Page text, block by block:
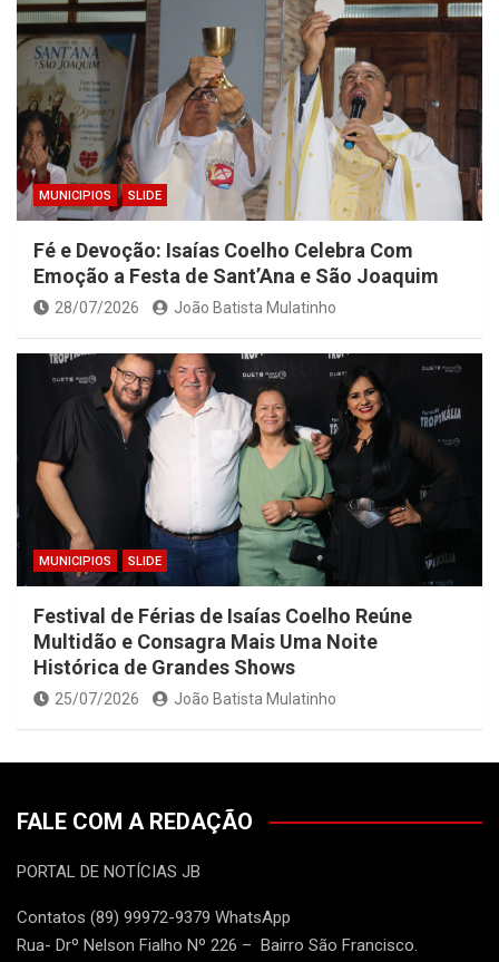
MUNICIPIOS SLIDE
Fé e Devoção: Isaías Coelho Celebra Com
Emoção a Festa de Sant’Ana e São Joaquim
28/07/2026 João Batista Mulatinho
MUNICIPIOS SLIDE
Festival de Férias de Isaías Coelho Reúne
Multidão e Consagra Mais Uma Noite
Histórica de Grandes Shows
25/07/2026 João Batista Mulatinho
FALE COM A REDAÇÃO
PORTAL DE NOTÍCIAS JB
Contatos (89) 99972-9379 WhatsApp
Rua- Drº Nelson Fialho Nº 226 – Bairro São Francisco.